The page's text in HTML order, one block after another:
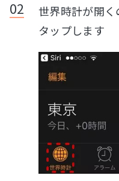
世界時計が開
タップします